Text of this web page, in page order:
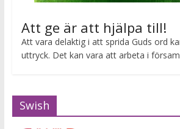
Att ge är att hjälpa till!
Att vara delaktig i att sprida Guds ord
uttryck. Det kan vara att arbeta i
Swish